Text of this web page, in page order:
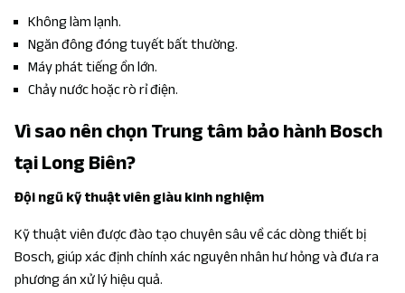
Không làm lạnh.
Ngăn đông đóng tuyết bất thường.
Máy phát tiếng ồn lớn.
Chảy nước hoặc rò rỉ điện.
Vì sao nên chọn Trung tâm bảo hành Bosch
tại Long Biên?
Đội ngũ kỹ thuật viên giàu kinh nghiệm
Kỹ thuật viên được đào tạo chuyên sâu về các dòng thiết bị
Bosch, giúp xác định chính xác nguyên nhân hư hỏng và đưa ra
phương án xử lý hiệu quả.